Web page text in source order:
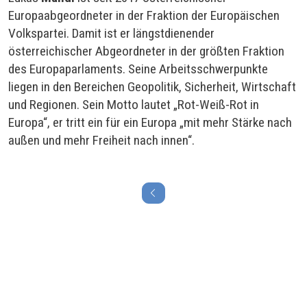
Europaabgeordneter in der Fraktion der Europäischen
Volkspartei. Damit ist er längstdienender
österreichischer Abgeordneter in der größten Fraktion
des Europaparlaments. Seine Arbeitsschwerpunkte
liegen in den Bereichen Geopolitik, Sicherheit, Wirtschaft
und Regionen. Sein Motto lautet „Rot-Weiß-Rot in
Europa“, er tritt ein für ein Europa „mit mehr Stärke nach
außen und mehr Freiheit nach innen“.